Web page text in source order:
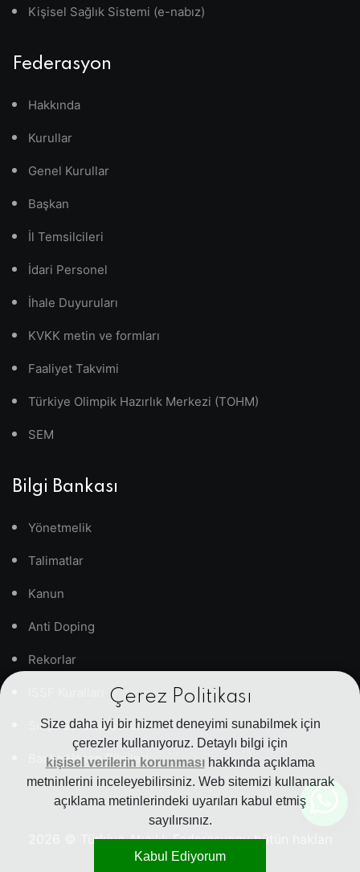
Çerez Politikası
Size daha iyi bir hizmet deneyimi sunabilmek için
çerezler kullanıyoruz. Detaylı bilgi için
kişisel verilerin korunmasıhakkında açıklama
metninlerini inceleyebilirsiniz. Web sitemizi kullanarak
açıklama metinlerindeki uyarıları kabul etmiş
sayılırsınız.
Kabul Ediyorum
Kişisel Sağlık Sistemi (e-nabız)
Federasyon
Hakkında
Kurullar
Genel Kurullar
Başkan
İl Temsilcileri
İdari Personel
İhale Duyuruları
KVKK metin ve formları
Faaliyet Takvimi
Türkiye Olimpik Hazırlık Merkezi (TOHM)
SEM
Bilgi Bankası
Yönetmelik
Talimatlar
Kanun
Anti Doping
Rekorlar
Sıkça Sorulan Sorular
Banka Hesap Bilgileri
© Türkiye Atıcılık Federasyonu bütün hakları
saklıdır.